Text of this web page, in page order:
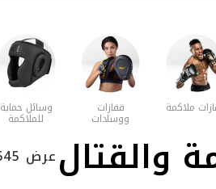
ملاكمة قفازات
ووسادات
ملاكمة
وسائل حماية
للملاكمة
والقتالعرض 645 منتج